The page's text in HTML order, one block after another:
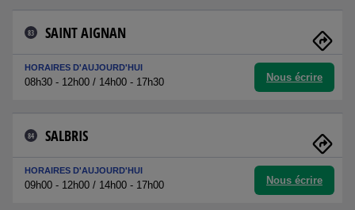
83 SAINT AIGNAN
HORAIRES D'AUJOURD'HUI
08h30 - 12h00 / 14h00 - 17h30 Nous écrire
84 SALBRIS
HORAIRES D'AUJOURD'HUI
09h00 - 12h00 / 14h00 - 17h00 Nous écrire